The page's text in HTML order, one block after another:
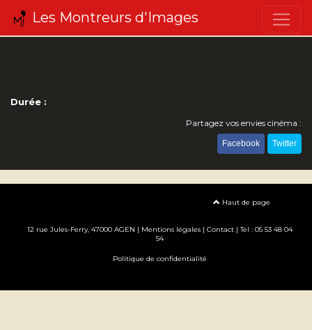
Les Montreurs d'Images
Durée :
Partagez vos envies cinéma :
Facebook Twitter
Haut de page
12 rue Jules-Ferry, 47000 AGEN | Mentions légales| Contact| Tel : 05 53 48 04
54
Politique de confidentialité